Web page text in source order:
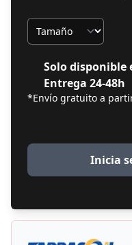
Tamaño
Solo disponible
Entrega 24-48h
*Envío gratuito a
Inicia